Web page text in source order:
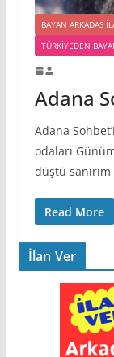
BAYAN ARKADAS
TÜRKIYEDEN
Adana
Adana
odaları
düştü
Read More
İlan Ver